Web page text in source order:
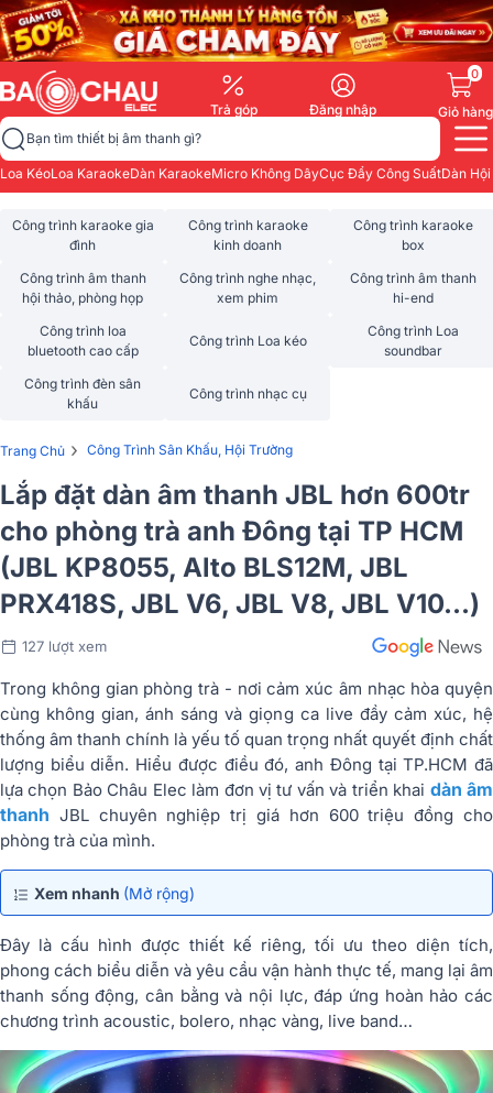
Trả góp Đăng nhập
0
Giỏ hàng
Bạn tìm thiết bị âm thanh gì?
Loa KéoLoa KaraokeDàn KaraokeMicro Không DâyCục Đẩy Công SuấtDàn
Công trình karaoke gia
đình
Công trình karaoke
kinh doanh
Công trình karaoke
box
Công trình âm thanh
hội thảo, phòng họp
Công trình nghe nhạc,
xem phim
Công trình âm thanh
hi-end
Công trình loa
bluetooth cao cấp
Công trình Loa kéo
Công trình Loa
soundbar
Công trình đèn sân
khấu
Công trình nhạc cụ
Trang Chủ › Công Trình Sân Khấu, Hội Trường
Lắp đặt dàn âm thanh JBL hơn 600tr
cho phòng trà anh Đông tại TP HCM
(JBL KP8055, Alto BLS12M, JBL
PRX418S, JBL V6, JBL V8, JBL V10...)
127 lượt xem
Trong không gian phòng trà - nơi cảm xúc âm nhạc hòa quyện
cùng không gian, ánh sáng và giọng ca live đầy cảm xúc, hệ
thống âm thanh chính là yếu tố quan trọng nhất quyết định chất
lượng biểu diễn. Hiểu được điều đó, anh Đông tại TP.HCM đã
lựa chọn Bảo Châu Elec làm đơn vị tư vấn và triển khai dàn âm
thanh JBL chuyên nghiệp trị giá hơn 600 triệu đồng cho
phòng trà của mình.
Xem nhanh (Mở rộng)
Đây là cấu hình được thiết kế riêng, tối ưu theo diện tích,
phong cách biểu diễn và yêu cầu vận hành thực tế, mang lại âm
thanh sống động, cân bằng và nội lực, đáp ứng hoàn hảo các
chương trình acoustic, bolero, nhạc vàng, live band…